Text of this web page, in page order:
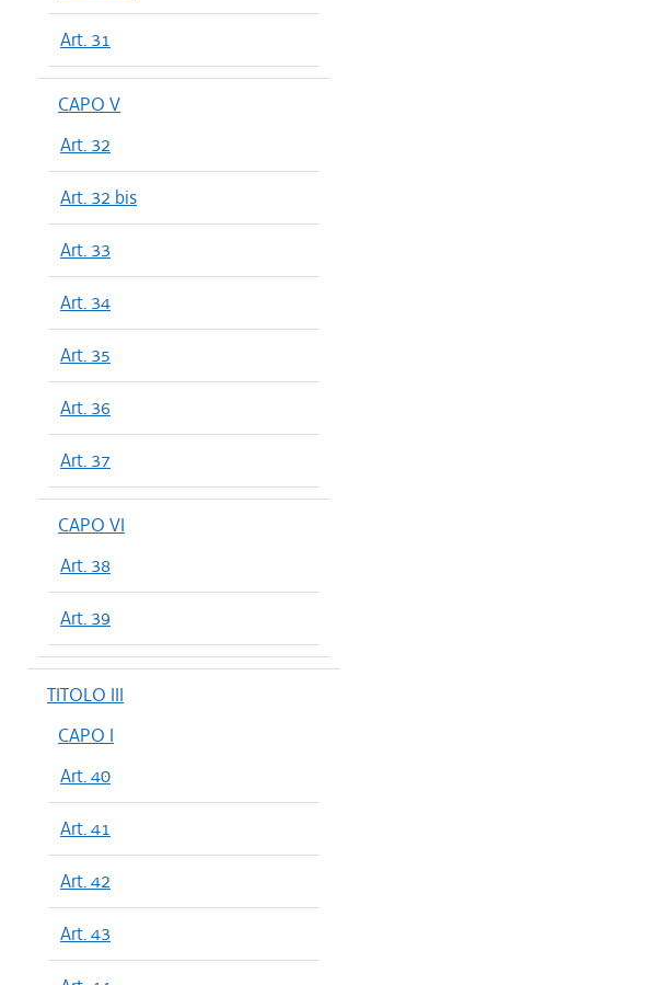
Art. 31
CAPO V
Art. 32
Art. 32 bis
Art. 33
Art. 34
Art. 35
Art. 36
Art. 37
CAPO VI
Art. 38
Art. 39
TITOLO III
CAPO I
Art. 40
Art. 41
Art. 42
Art. 43